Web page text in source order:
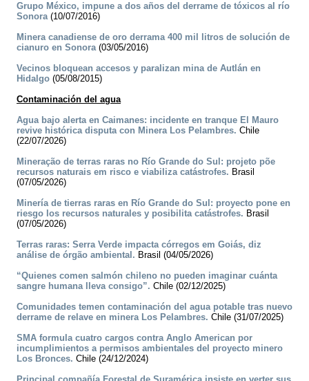
Grupo México, impune a dos años del derrame de tóxicos al río
Sonora(10/07/2016)
Minera canadiense de oro derrama 400 mil litros de solución de
cianuro en Sonora(03/05/2016)
Vecinos bloquean accesos y paralizan mina de Autlán en
Hidalgo (05/08/2015)
Contaminación del agua
Agua bajo alerta en Caimanes: incidente en tranque El Mauro
revive histórica disputa con Minera Los Pelambres. Chile
(22/07/2026)
Mineração de terras raras no Río Grande do Sul: projeto põe
recursos naturais em risco e viabiliza catástrofes. Brasil
(07/05/2026)
Minería de tierras raras en Río Grande do Sul: proyecto pone en
riesgo los recursos naturales y posibilita catástrofes. Brasil
(07/05/2026)
Terras raras: Serra Verde impacta córregos em Goiás, diz
análise de órgão ambiental. Brasil (04/05/2026)
“Quienes comen salmón chileno no pueden imaginar cuánta
sangre humana lleva consigo”. Chile (02/12/2025)
Comunidades temen contaminación del agua potable tras nuevo
derrame de relave en minera Los Pelambres. Chile (31/07/2025)
SMA formula cuatro cargos contra Anglo American por
incumplimientos a permisos ambientales del proyecto minero
Los Bronces. Chile (24/12/2024)